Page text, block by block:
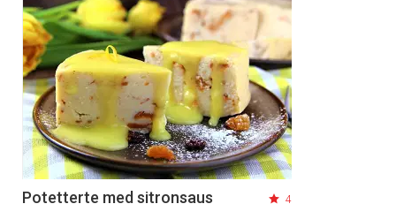
Potetterte med sitronsaus 4